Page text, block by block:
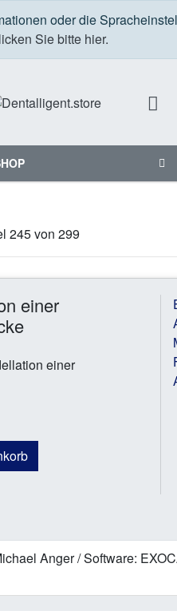
oder die
Sie bitte hier.
245 von 299
einer
einer
Anger / Software: